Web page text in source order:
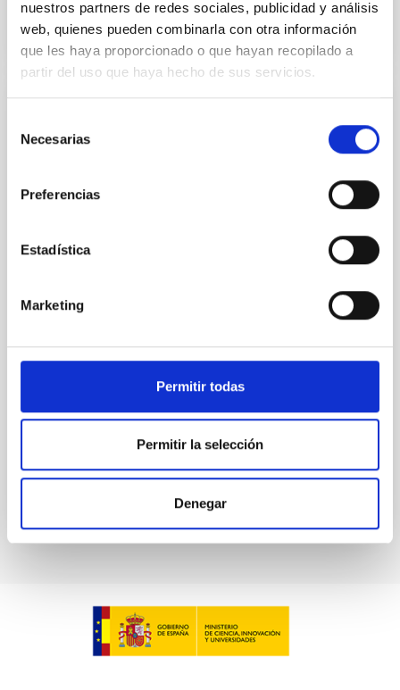
nuestros partners de redes sociales, publicidad y análisis
web, quienes pueden combinarla con otra información
que les haya proporcionado o que hayan recopilado a
partir del uso que haya hecho de sus servicios.
Necesarias
Preferencias
Estadística
Marketing
Permitir todas
Permitir la selección
Denegar
An accurate measure of the size of dark
In the standard cosmological model (𝜦CDM), galaxies
known as haloes. While these haloes dictate the
challenging tasks in astrophysics. A new study
Dalla Vecchia and Ignacio Trujillo from the Instituto de
Astrofísica de Canarias (IAC) proposes a
breakthrough: a physically motivated definition of a
Advertised on 01/21/2026 - 22:37:00